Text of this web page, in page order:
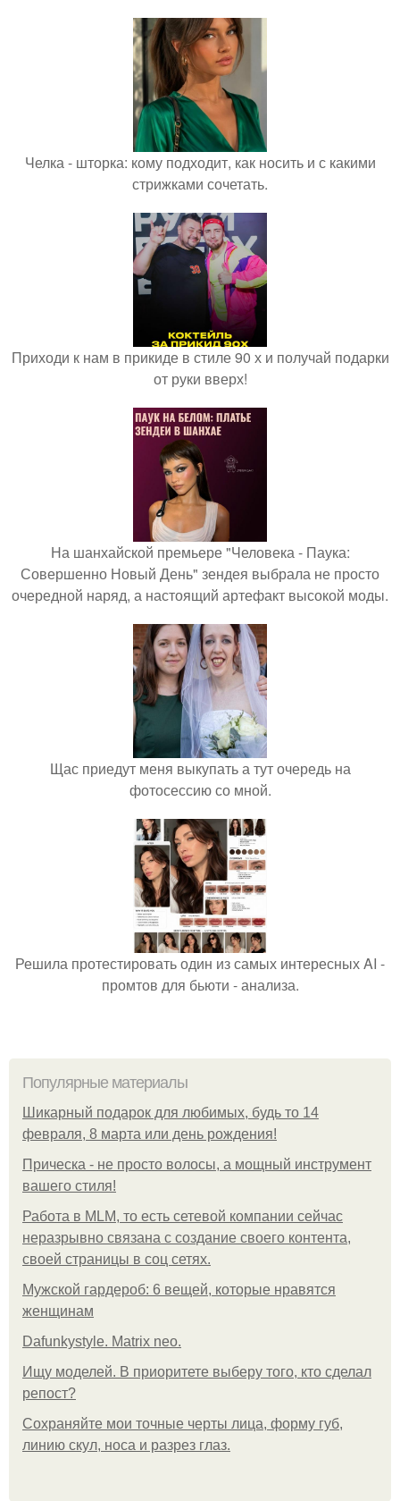
Челка - шторка: кому подходит, как носить и с какими
стрижками сочетать.
Приходи к нам в прикиде в стиле 90 х и получай подарки
от руки вверх!
На шанхайской премьере "Человека - Паука:
Совершенно Новый День" зендея выбрала не просто
очередной наряд, а настоящий артефакт высокой моды.
Щас приедут меня выкупать а тут очередь на
фотосессию со мной.
Решила протестировать один из самых интересных AI -
промтов для бьюти - анализа.
Популярные материалы
Шикарный подарок для любимых, будь то 14
февраля, 8 марта или день рождения!
Прическа - не просто волосы, а мощный инструмент
вашего стиля!
Работа в MLM, то есть сетевой компании сейчас
неразрывно связана с создание своего контента,
своей страницы в соц сетях.
Мужской гардероб: 6 вещей, которые нравятся
женщинам
Dafunkystyle. Matrix neo.
Ищу моделей. В приоритете выберу того, кто сделал
репост?
Сохраняйте мои точные черты лица, форму губ,
линию скул, носа и разрез глаз.